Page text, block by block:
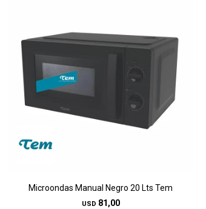
Microondas Manual Negro 20 Lts Tem
USD 81,00